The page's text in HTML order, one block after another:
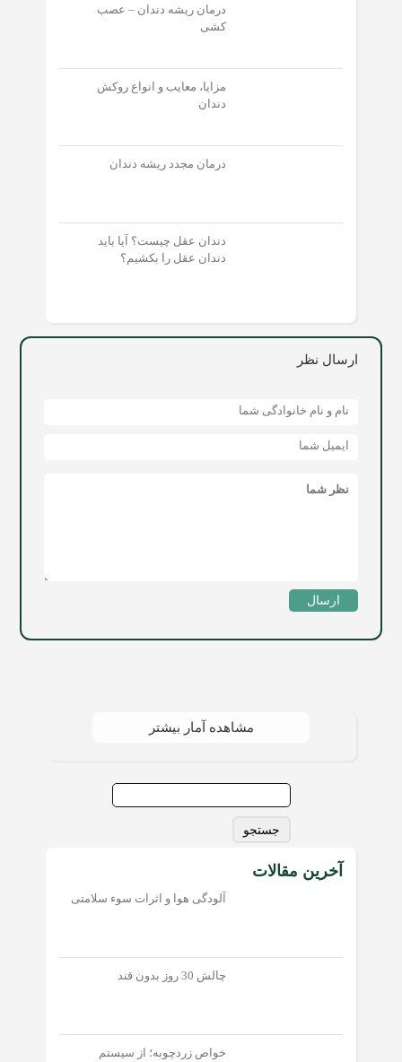
درمان ریشه دندان – عصب
کشی
مزایا، معایب و انواع روکش
دندان
درمان مجدد ریشه دندان
دندان عقل چیست؟ آیا باید
دندان عقل را بکشیم؟
ارسال نظر
ارسال
مشاهده آمار بیشتر
جستجو
برای:
آخرین مقالات
آلودگی هوا و اثرات سوء سلامتی
چالش 30 روز بدون قند
خواص زردچوبه؛ از سیستم